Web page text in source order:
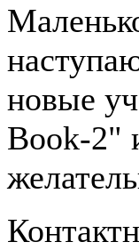
новые
Book-2"